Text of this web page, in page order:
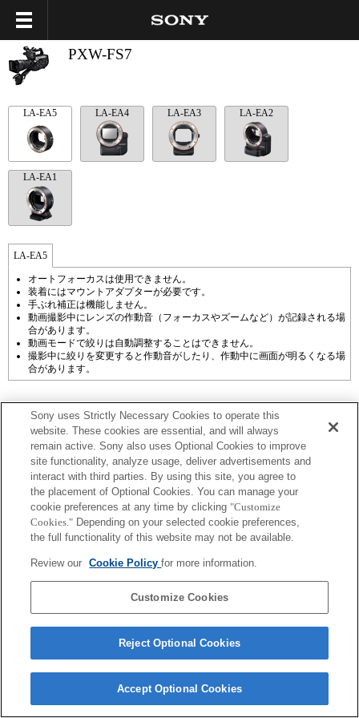
PXW-FS7
LA-EA5 LA-EA4 LA-EA3 LA-EA2
LA-EA1
LA-EA5
オートフォーカスは使用できません。
装着にはマウントアダプターが必要です。
手ぶれ補正は機能しません。
動画撮影中にレンズの作動音（フォーカスやズームなど）が記録される場
合があります。
動画モードで絞りは自動調整することはできません。
撮影中に絞りを変更すると作動音がしたり、作動中に画面が明るくなる場
合があります。
プレスリリース
ご利用条件
環境情報
クッキーポリシー
Sony Corporation, Sony Marketing Inc.
Sony uses Strictly Necessary Cookies to operate this
website. These cookies are essential, and will always
remain active. Sony also uses Optional Cookies to improve
site functionality, analyze usage, deliver advertisements and
interact with third parties. By using this site, you agree to
the placement of Optional Cookies. You can manage your
cookie preferences at any time by clicking "Customize
Cookies." Depending on your selected cookie preferences,
the full functionality of this website may not be available.
Review our Cookie Policyfor more information.
Customize Cookies
Reject Optional Cookies
Accept Optional Cookies